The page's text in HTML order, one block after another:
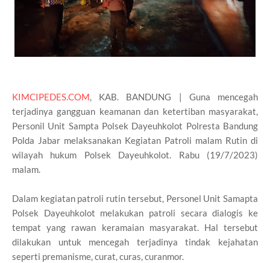
KIMCIPEDES.COM, KAB. BANDUNG | Guna mencegah
terjadinya gangguan keamanan dan ketertiban masyarakat,
Personil Unit Sampta Polsek Dayeuhkolot Polresta Bandung
Polda Jabar melaksanakan Kegiatan Patroli malam Rutin di
wilayah hukum Polsek Dayeuhkolot. Rabu (19/7/2023)
malam.
Dalam kegiatan patroli rutin tersebut, Personel Unit Samapta
Polsek Dayeuhkolot melakukan patroli secara dialogis ke
tempat yang rawan keramaian masyarakat. Hal tersebut
dilakukan untuk mencegah terjadinya tindak kejahatan
seperti premanisme, curat, curas, curanmor.